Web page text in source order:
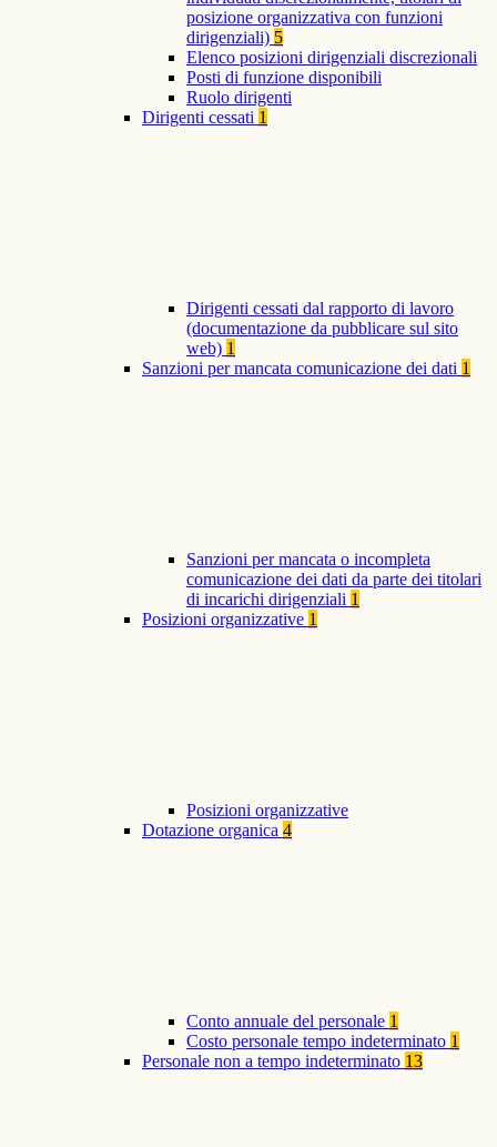
posizione organizzativa con funzioni
dirigenziali) 5
Elenco posizioni dirigenziali discrezionali
Posti di funzione disponibili
Ruolo dirigenti
Dirigenti cessati 1
Dirigenti cessati dal rapporto di lavoro
(documentazione da pubblicare sul sito
web) 1
Sanzioni per mancata comunicazione dei dati 1
Sanzioni per mancata o incompleta
comunicazione dei dati da parte dei titolari
di incarichi dirigenziali 1
Posizioni organizzative 1
Posizioni organizzative
Dotazione organica 4
Conto annuale del personale 1
Costo personale tempo indeterminato 1
Personale non a tempo indeterminato 13